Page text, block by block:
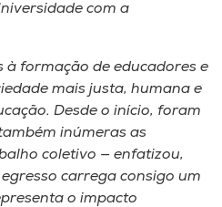
com a
à formação de educadores e
mais justa, humana e
Desde o início, foram
inúmeras as
coletivo — enfatizou,
carrega consigo um
o impacto